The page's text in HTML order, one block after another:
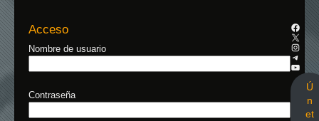
Acceso
Nombre de usuario
Contraseña
Ú
n
et